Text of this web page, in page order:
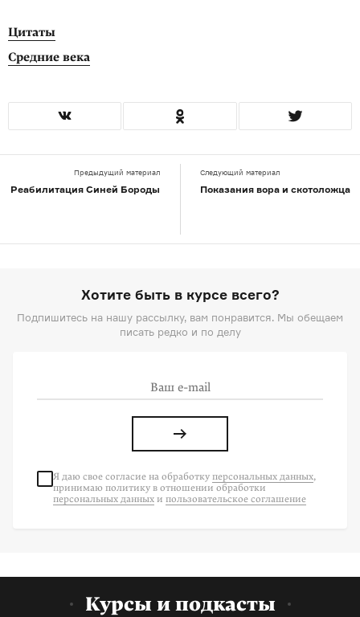
Цитаты
Средние века
Предыдущий материал
Реабилитация Синей Бороды
Следующий материал
Показания вора и скотоложца
Хотите быть в курсе всего?
Подпишитесь на нашу рассылку, вам понравится. Мы обещаем
писать редко и по делу
Я даю свое согласие на обработку персональных данных,
принимаю политику в отношении обработки
персональных данных и пользовательское соглашение
Курсы и подкасты